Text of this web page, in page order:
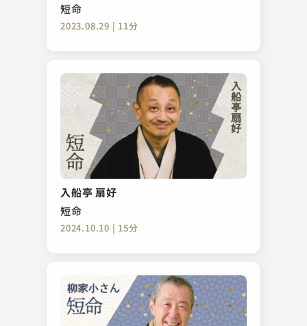
短命
2023.08.29 | 11分
入船亭 扇好
短命
2024.10.10 | 15分